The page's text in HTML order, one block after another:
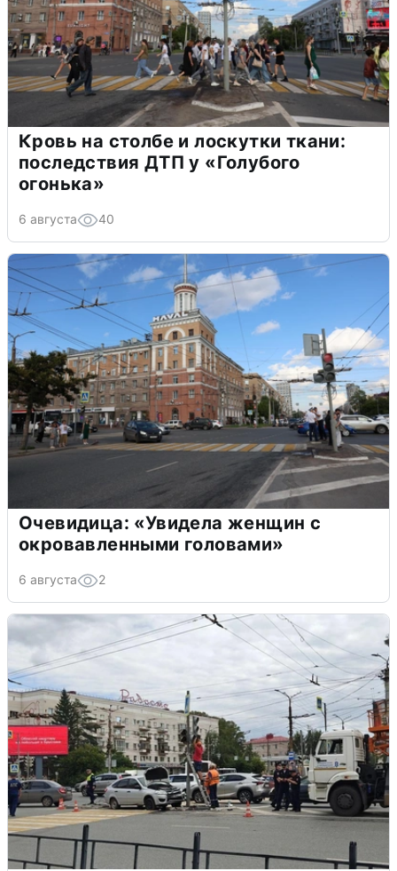
Кровь на столбе и лоскутки ткани:
последствия ДТП у «Голубого
огонька»
6 августа 40
Очевидица: «Увидела женщин с
окровавленными головами»
6 августа 2